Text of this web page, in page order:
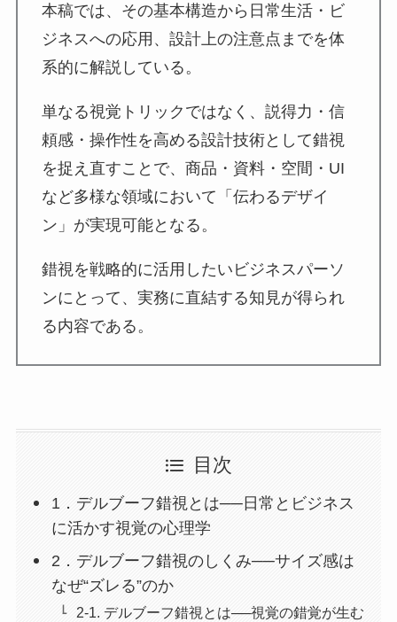
本稿では、その基本構造から日常生活・ビ
ジネスへの応用、設計上の注意点までを体
系的に解説している。
単なる視覚トリックではなく、説得力・信
頼感・操作性を高める設計技術として錯視
を捉え直すことで、商品・資料・空間・UI
など多様な領域において「伝わるデザイ
ン」が実現可能となる。
錯視を戦略的に活用したいビジネスパーソ
ンにとって、実務に直結する知見が得られ
る内容である。
目次
1．デルブーフ錯視とは──日常とビジネス
に活かす視覚の心理学
2．デルブーフ錯視のしくみ──サイズ感は
なぜ“ズレる”のか
2-1. デルブーフ錯視とは──視覚の錯覚が生む